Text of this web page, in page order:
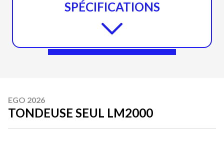
SPÉCIFICATIONS
EGO 2026
TONDEUSE SEUL LM2000